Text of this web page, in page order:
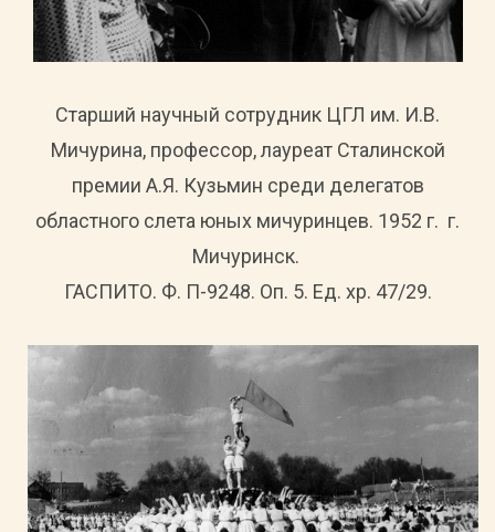
Старший научный сотрудник ЦГЛ им. И.В.
Мичурина, профессор, лауреат Сталинской
премии А.Я. Кузьмин среди делегатов
областного слета юных мичуринцев. 1952 г. г.
Мичуринск.
ГАСПИТО. Ф. П-9248. Оп. 5. Ед. хр. 47/29.